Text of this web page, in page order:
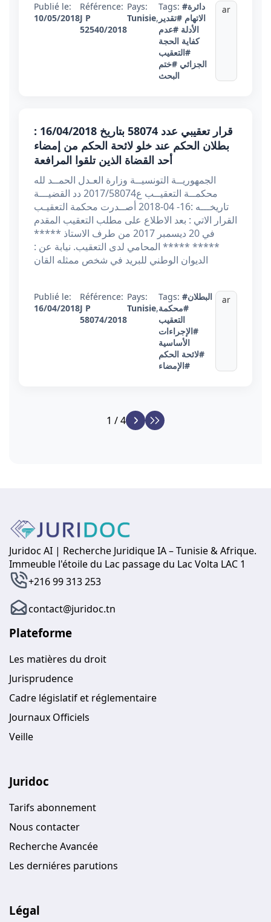
Publié le:
10/05/2018
Référence:
J P
52540/2018
Pays:
Tunisie,
Tags: #دائرة
الاتهام #تقدير
الأدلة #عدم
كفاية الحجة
#التعقيب
الجزائي #ختم
البحث
ar
قرار تعقيبي عدد 58074 بتاريخ 16/04/2018 :
بطلان الحكم عند خلو لائحة الحكم من إمضاء
أحد القضاة الذين تلقوا المرافعة
الجمهوريــة التونسيــة وزارة العـدل الحمــد لله
محكمــة التعقيــب ع2017/58074 دد القضيـــة
تاريخـــه :16- 04-2018 أصــدرت محكمة التعقيـب
القرار الاتي : بعد الاطلاع على مطلب التعقيب المقدم
في 20 ديسمبر 2017 من طرف الاستاذ *****
***** ***** المحامي لدى التعقيب. نيابة عن :
الديوان الوطني للبريد في شخص ممثله القان
Publié le:
16/04/2018
Référence:
J P
58074/2018
Pays:
Tunisie,
Tags:
#البطلان
#محكمة
التعقيب
#الإجراءات
الأساسية
#لائحة الحكم
#الإمضاء
ar
1 / 4
Juridoc AI | Recherche Juridique IA – Tunisie & Afrique.
Immeuble l'étoile du Lac passage du Lac Volta LAC 1
+216 99 313 253
contact@juridoc.tn
Plateforme
Les matières du droit
Jurisprudence
Cadre législatif et réglementaire
Journaux Officiels
Veille
Juridoc
Tarifs abonnement
Nous contacter
Recherche Avancée
Les derniéres parutions
Légal